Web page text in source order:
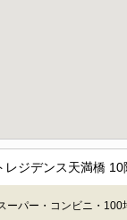
レジデンス天満橋
ーパー・コンビニ・100